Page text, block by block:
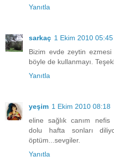
Yanıtla
sarkaç 1 Ekim 2010 05:45
Bizim evde zeytin
böyle de kullanmayı.
Yanıtla
yeşim 1 Ekim 2010 08:18
eline sağlık canım nefis
dolu hafta sonları
öptüm...sevgiler.
Yanıtla